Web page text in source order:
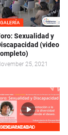
GALERÍA
Sexualidad y
(video
25, 2021
SEXUALIDAD Y DISCAPACIDAD